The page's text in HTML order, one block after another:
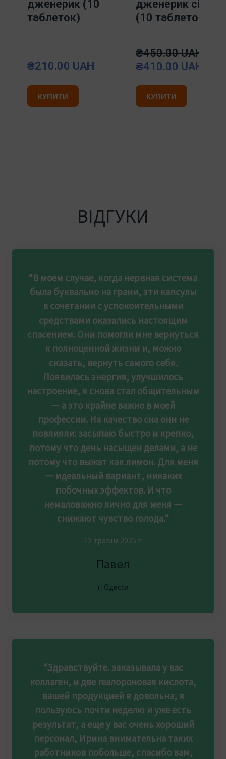
дженерик (10
таблеток)
₴210.00 UAH
КУПИТИ
дженерик сіаліс
(10 таблеток)
₴450.00 UAH
₴410.00 UAH
КУПИТИ
ВІДГУКИ
“В моем случае, когда нервная система
была буквально на грани, эти капсулы
в сочетании с успокоительными
средствами оказались настоящим
спасением. Они помогли мне вернуться
к полноценной жизни и, можно
сказать, вернуть самого себя.
Появилась энергия, улучшилось
настроение, я снова стал общительным
— а это крайне важно в моей
профессии. На качество сна они не
повлияли: засыпаю быстро и крепко,
потому что день насыщен делами, а не
потому что выжат как лимон. Для меня
— идеальный вариант, никаких
побочных эффектов. И что
немаловажно лично для меня —
снижают чувство голода.”
12 травня 2025 г.
Павел
г. Одесса
“Здравствуйте. заказывала у вас
коллаген, и две геалороновая кислота,
вашей продукцией я довольна, я
пользуюсь почти неделю и уже есть
результат, а еще у вас очень хороший
персонал, Ирина внимательна таких
работников побольше, спасибо вам,